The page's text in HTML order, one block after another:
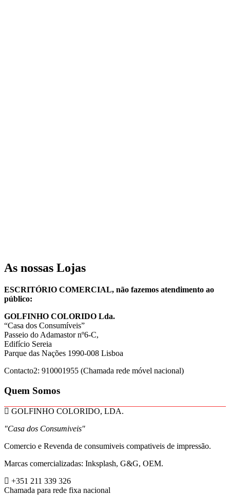
As nossas Lojas
ESCRITÓRIO COMERCIAL, não fazemos atendimento ao
público:
GOLFINHO COLORIDO Lda.
“Casa dos Consumíveis”
Passeio do Adamastor nº6-C,
Edifício Sereia
Parque das Nações 1990-008 Lisboa
Contacto2: 910001955 (Chamada rede móvel nacional)
Quem Somos
GOLFINHO COLORIDO, LDA.
"Casa dos Consumiveis"
Comercio e Revenda de consumiveis compativeis de impressão.
Marcas comercializadas: Inksplash, G&G, OEM.
+351 211 339 326
Chamada para rede fixa nacional